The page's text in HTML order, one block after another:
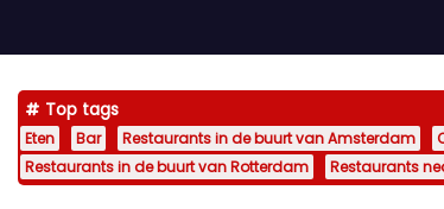
Top tags
Eten Bar Restaurants in de buurt van Amsterdam
Restaurants in de buurt van Rotterdam
Restaurants